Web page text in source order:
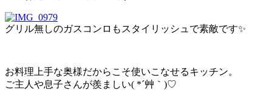
グリル無しのガスコンロもスタイリッシュで素敵です✨
お料理上手な奥様だからこそ使いこなせるキッチン。
ご主人や息子さんが羨ましい( *´艸｀)♡